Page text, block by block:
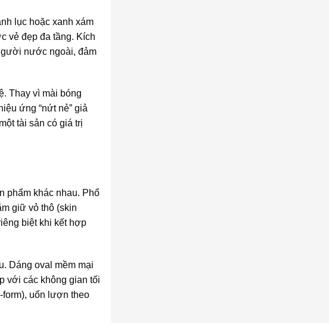
lục hoặc xanh xám
vẻ đẹp đa tầng. Kích
nước ngoài, đảm
Thay vì mài bóng
ứng “nứt nẻ” giả
tài sản có giá trị
phẩm khác nhau. Phổ
giữ vỏ thô (skin
biệt khi kết hợp
Dáng oval mềm mại
với các không gian tối
uốn lượn theo